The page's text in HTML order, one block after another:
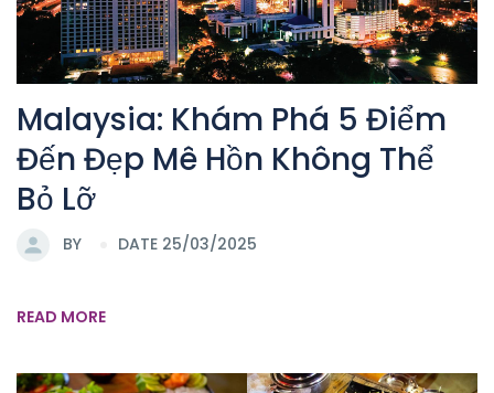
Malaysia: Khám Phá 5 Điểm
Đến Đẹp Mê Hồn Không Thể
Bỏ Lỡ
BY DATE 25/03/2025
READ MORE